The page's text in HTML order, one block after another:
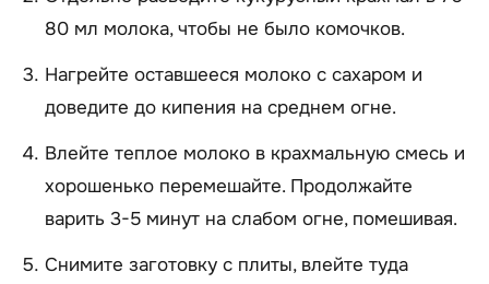
80 мл молока, чтобы не было комочков.
Нагрейте оставшееся молоко с сахаром и
доведите до кипения на среднем огне.
Влейте теплое молоко в крахмальную смесь и
хорошенько перемешайте. Продолжайте
варить 3-5 минут на слабом огне, помешивая.
Снимите заготовку с плиты, влейте туда